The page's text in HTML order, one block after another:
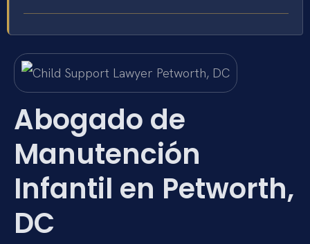
Abogado de
Manutención
Infantil en Petworth,
DC